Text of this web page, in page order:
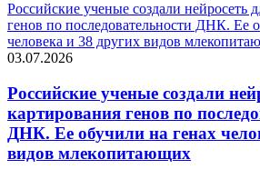
Российские ученые создали нейросеть
генов по последовательности ДНК. Ее
человека и 38 других видов
03.07.2026
Российские ученые создали
картирования генов по
ДНК. Ее обучили на генах
видов млекопитающих